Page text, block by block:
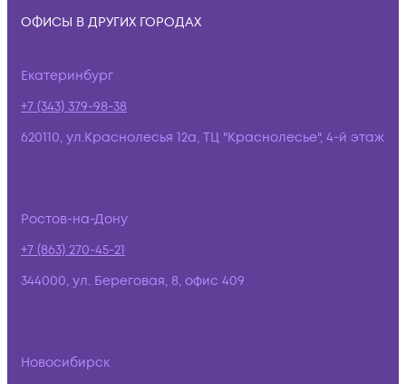
ОФИСЫ В ДРУГИХ ГОРОДАХ
Екатеринбург
+7 (343) 379-98-38
620110, ул.Краснолесья 12а, ТЦ "Краснолесье", 4-й этаж
Ростов-на-Дону
+7 (863) 270-45-21
344000, ул. Береговая, 8, офис 409
Новосибирск